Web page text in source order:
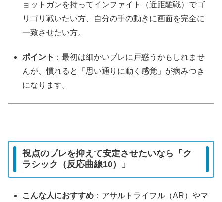
ョットガンを持ってインファイト（近距離戦）でゴ
リゴリ戦いたい方、自分の手の動きに画面を完全に
一致させたい方。
ポイント ：最初は細かいブレに戸惑うかもしれませ
んが、慣れると「思い通りに動く感覚」が病みつき
になります。
視点のブレを抑えて安定させたいなら「ク
ラシック（反応曲線10）」
こんな人におすすめ ：アサルトライフル（AR）やマ